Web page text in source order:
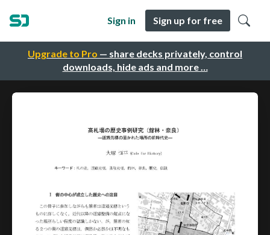
Upgrade to Pro — share decks privately, control
downloads, hide ads and more …
Sign in Sign up for free